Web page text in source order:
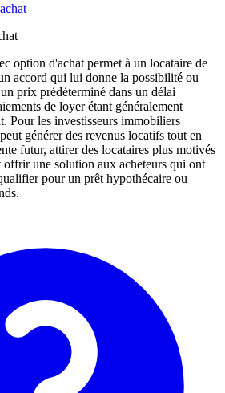
option d'achat permet à un locataire de
accord qui lui donne la possibilité ou
prix prédéterminé dans un délai
de loyer étant généralement
Pour les investisseurs immobiliers
générer des revenus locatifs tout en
futur, attirer des locataires plus motivés
offrir une solution aux acheteurs qui ont
pour un prêt hypothécaire ou